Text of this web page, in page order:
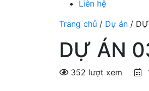
Liên hệ
Trang chủ / Dự án /
DỰ ÁN
352 lượt xem